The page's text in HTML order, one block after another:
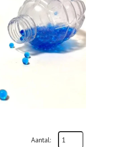
Aantal: